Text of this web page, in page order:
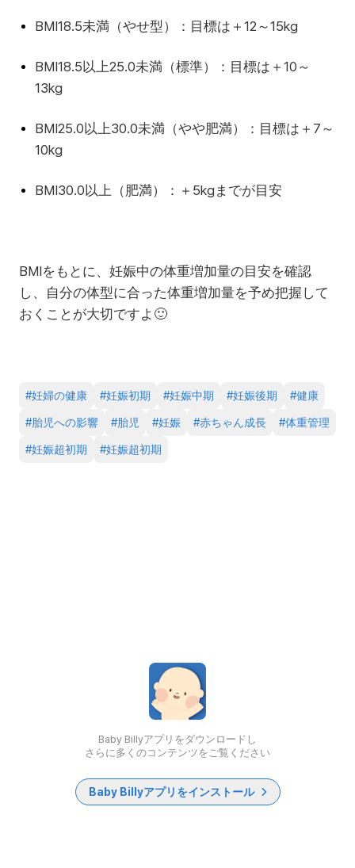
BMI18.5未満（やせ型）：目標は＋12～15kg
BMI18.5以上25.0未満（標準）：目標は＋10～
13kg
BMI25.0以上30.0未満（やや肥満）：目標は＋7～
10kg
BMI30.0以上（肥満）：＋5kgまでが目安
BMIをもとに、妊娠中の体重増加量の目安を確認
し、自分の体型に合った体重増加量を予め把握して
おくことが大切ですよ 🙂
#妊婦の健康 #妊娠初期 #妊娠中期 #妊娠後期 #健康
#胎児への影響 #胎児 #妊娠 #赤ちゃん成長 #体重管理
#妊娠超初期 #妊娠超初期
Baby Billyアプリをダウンロードし
さらに多くのコンテンツをご覧ください
Baby Billyアプリをインストール